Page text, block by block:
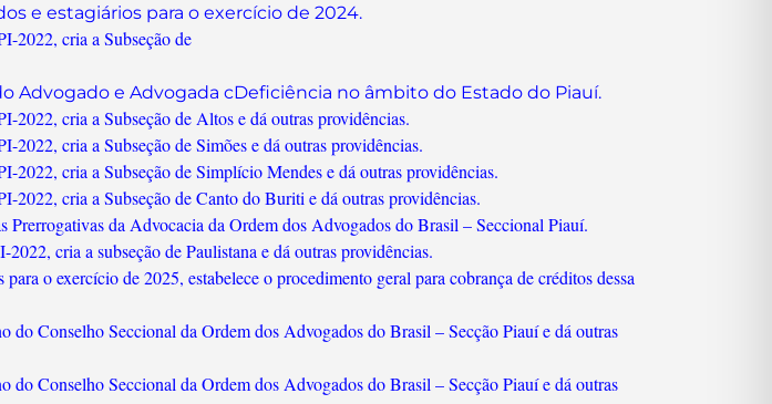
e estagiários para o exercício de 2024.
2022, cria a Subseção de
Advogado e Advogada cDeficiência no âmbito do Estado do Piauí.
cria a Subseção de Altos e dá outras providências.
cria a Subseção de Simões e dá outras providências.
cria a Subseção de Simplício Mendes e dá outras providências.
cria a Subseção de Canto do Buriti e dá outras providências.
da Advocacia da Ordem dos Advogados do Brasil – Seccional Piauí.
cria a subseção de Paulistana e dá outras providências.
o exercício de 2025, estabelece o procedimento geral para cobrança de créditos dessa
Conselho Seccional da Ordem dos Advogados do Brasil – Secção Piauí e dá outras
Conselho Seccional da Ordem dos Advogados do Brasil – Secção Piauí e dá outras